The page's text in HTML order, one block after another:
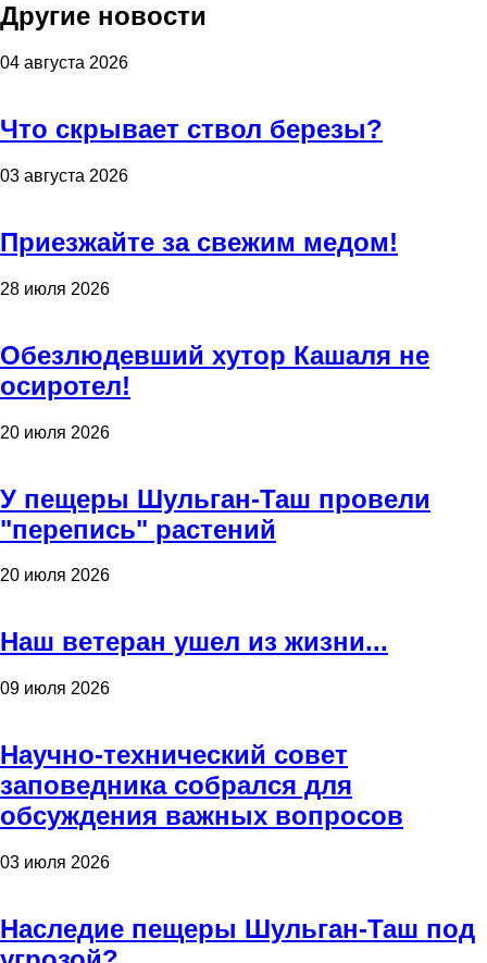
Другие новости
04 августа 2026
Что скрывает ствол березы?
03 августа 2026
Приезжайте за свежим медом!
28 июля 2026
Обезлюдевший хутор Кашаля не
осиротел!
20 июля 2026
У пещеры Шульган-Таш провели
"перепись" растений
20 июля 2026
Наш ветеран ушел из жизни...
09 июля 2026
Научно-технический совет
заповедника собрался для
обсуждения важных вопросов
03 июля 2026
Наследие пещеры Шульган-Таш под